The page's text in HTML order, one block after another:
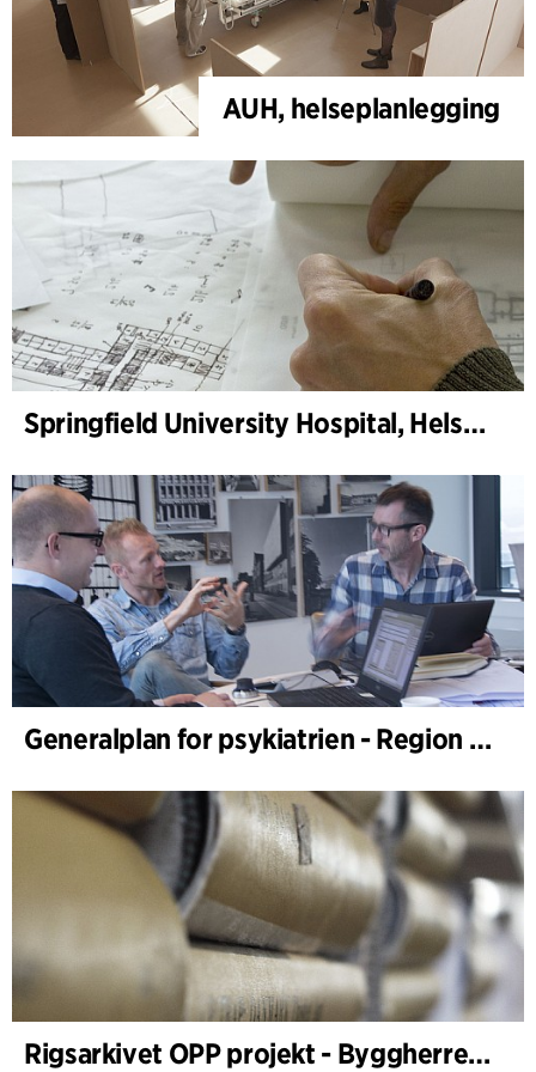
AUH, helseplanlegging
Springfield University Hospital, Helseplanlegging
Generalplan for psykiatrien - Region Syddanmark, helseplanlegging
Rigsarkivet OPP projekt - Byggherrerådgivning